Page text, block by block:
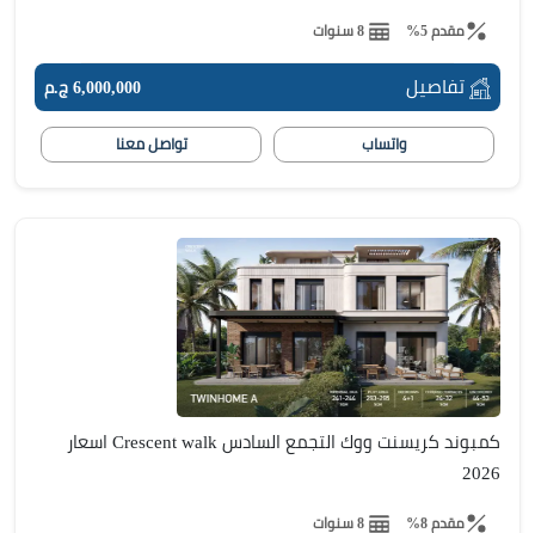
مقدم 5% 8 سنوات
تفاصيل 6,000,000 ج.م
واتساب تواصل معنا
كمبوند كريسنت ووك التجمع السادس Crescent walk اسعار
2026
مقدم 8% 8 سنوات